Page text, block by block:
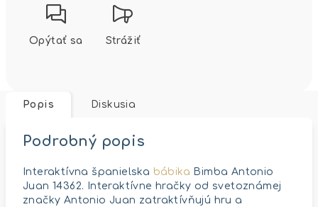
Opýtať sa Strážiť
Popis Diskusia
Podrobný popis
Interaktívna španielska bábika Bimba Antonio
Juan 14362. Interaktívne hračky od svetoznámej
značky Antonio Juan zatraktívňujú hru a